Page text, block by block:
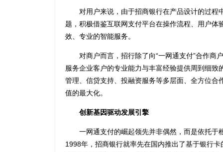
对用户来说，由于招商银行在产品设计的过程
题，积极借鉴互联网支付平台在操作流程、用户
效、专业的智能服务。
对商户而言，招行除了向“一网通支付”合作商
服务企业客户的专业能力与丰富经验提供周到细
管理、信贷支持、投融资服务等多层面、全方位合
值的最大化。
创新基因驱动发展引擎
一网通支付的崛起领先并非偶然，而是依托于
1998年，招商银行就率先在国内推出了基于银行